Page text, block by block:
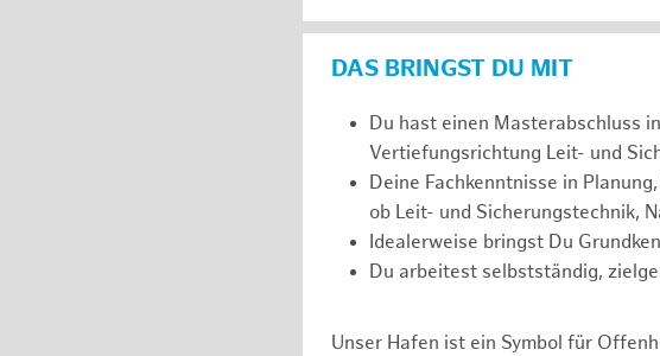
DAS BRINGST DU MIT
Du hast einen Masterabschluss
Vertiefungsrichtung Leit- und
Deine Fachkenntnisse in
ob Leit- und Sicherungstechnik,
Idealerweise bringst Du
Du arbeitest selbstständig,
Unser Hafen ist ein Symbol für